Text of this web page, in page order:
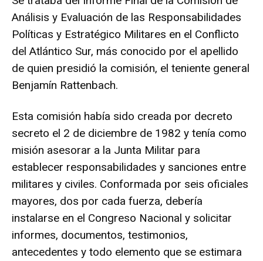
Análisis y Evaluación de las Responsabilidades
Políticas y Estratégico Militares en el Conflicto
del Atlántico Sur, más conocido por el apellido
de quien presidió la comisión, el teniente general
Benjamín Rattenbach.
Esta comisión había sido creada por decreto
secreto el 2 de diciembre de 1982 y tenía como
misión asesorar a la Junta Militar para
establecer responsabilidades y sanciones entre
militares y civiles. Conformada por seis oficiales
mayores, dos por cada fuerza, debería
instalarse en el Congreso Nacional y solicitar
informes, documentos, testimonios,
antecedentes y todo elemento que se estimara